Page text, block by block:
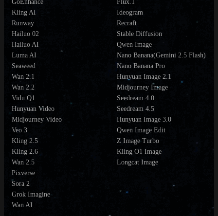
GoEnhance
Kling AI
Runway
Hailuo 02
Hailuo AI
Luma AI
Seaweed
Wan 2.1
Wan 2.2
Vidu Q1
Hunyuan Video
Midjourney Video
Veo 3
Kling 2.5
Kling 2.6
Wan 2.5
Pixverse
Sora 2
Grok Imagine
Wan AI
Flux.1
Ideogram
Recraft
Stable Diffusion
Qwen Image
Nano Banana(Gemini 2.5 Flash)
Nano Banana Pro
Hunyuan Image 2.1
Midjourney Image
Seedream 4.0
Seedream 4.5
Hunyuan Image 3.0
Qwen Image Edit
Z Image Turbo
Kling O1 Image
Longcat Image